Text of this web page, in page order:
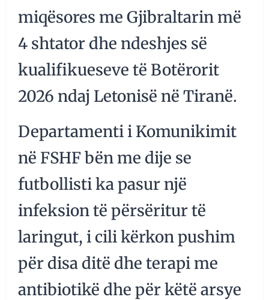
miqësores me Gjibraltarin më
4 shtator dhe ndeshjes së
kualifikueseve të Botërorit
2026 ndaj Letonisë në Tiranë.
Departamenti i Komunikimit
në FSHF bën me dije se
futbollisti ka pasur një
infeksion të përsëritur të
laringut, i cili kërkon pushim
për disa ditë dhe terapi me
antibiotikë dhe për këtë arsye